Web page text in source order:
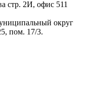
стр. 2И, офис 511
округ
пом. 17/3.